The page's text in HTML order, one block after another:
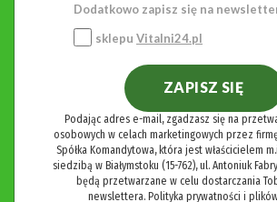
Dodatkowo zapisz się na
sklepu Vitalni24.pl
ZAPISZ SIĘ
Podając adres e-mail, zgadzasz się na
osobowych w celach marketingowych przez
Spółka Komandytowa, która jest właścicielem
siedzibą w Białymstoku (15-762), ul. Antoniuk
będą przetwarzane w celu dostarczania
newslettera. Polityka prywatności i